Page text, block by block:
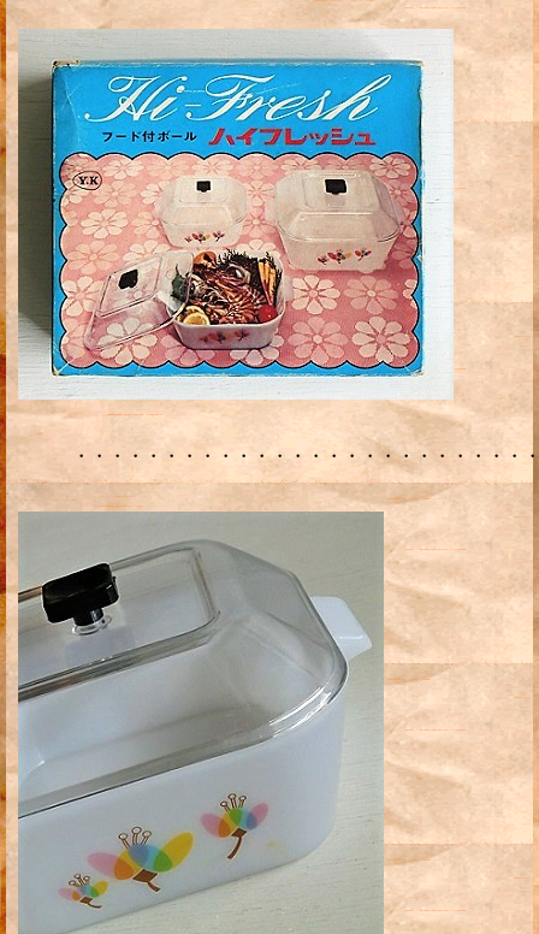
・・・・・・・・・・・・・・・・・・・・・・・・・・